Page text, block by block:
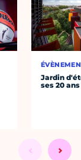
Jardin
ses 20 ans